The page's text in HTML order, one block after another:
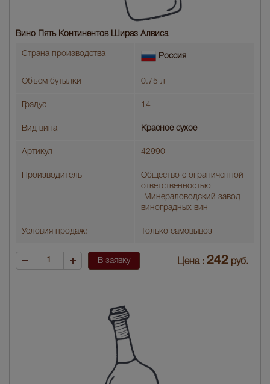
Вино Пять Континентов Шираз Алвиса
Страна производства Россия
Объем бутылки 0.75 л
Градус 14
Вид вина Красное сухое
Артикул 42990
Производитель
Общество с ограниченной
ответственностью
"Минераловодский завод
виноградных вин"
Условия продаж: Только самовывоз
В заявку Цена : 242 руб.